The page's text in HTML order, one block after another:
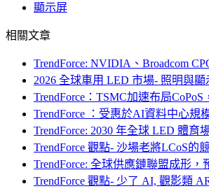
顯示屏
相關文章
TrendForce: NVIDIA、Broadcom
2026 全球車用 LED 市場- 照明與
TrendForce：TSMC加速布局
TrendForce ：受惠於AI資料中心規
TrendForce: 2030 年全球 LED 體
TrendForce 觀點- 沙場老將LCoS的
TrendForce: 全球供應鏈聯盟成形
TrendForce 觀點- 少了 AI, 觀影類